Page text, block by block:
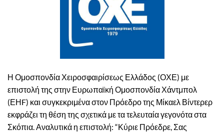
Η Ομοσπονδία Χειροσφαιρίσεως Ελλάδος (ΟΧΕ) με
επιστολή της στην Ευρωπαϊκή Ομοσπονδία Χάντμπολ
(ΕΗF) και συγκεκριμένα στον Πρόεδρο της Μίκαελ Βίντερερ
εκφράζει τη θέση της σχετικά με τα τελευταία γεγονότα στα
Σκόπια. Αναλυτικά η επιστολή: “Κύριε Πρόεδρε, Σας